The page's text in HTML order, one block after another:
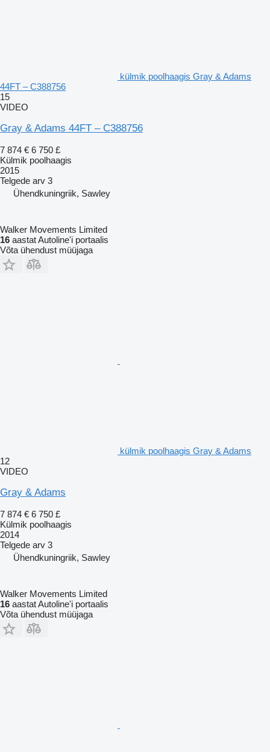
külmik poolhaagis Gray & Adams
44FT – C388756
15
VIDEO
Gray & Adams 44FT – C388756
7 874 € 6 750 £
Külmik poolhaagis
2015
Telgede arv 3
Ühendkuningriik, Sawley
Walker Movements Limited
16 aastat Autoline'i portaalis
Võta ühendust müüjaga
külmik poolhaagis Gray & Adams
12
VIDEO
Gray & Adams
7 874 € 6 750 £
Külmik poolhaagis
2014
Telgede arv 3
Ühendkuningriik, Sawley
Walker Movements Limited
16 aastat Autoline'i portaalis
Võta ühendust müüjaga